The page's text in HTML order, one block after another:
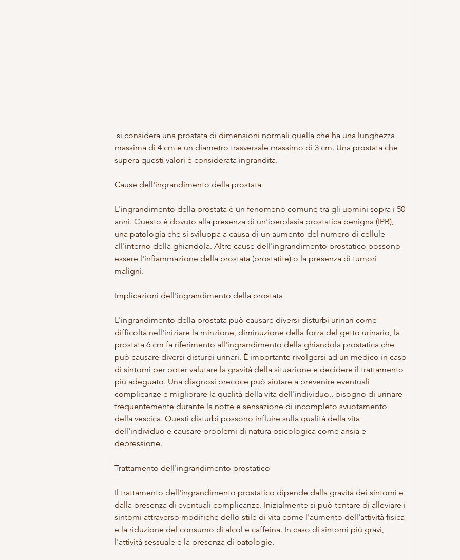
massima di 4 cm e un diametro trasversale massimo di 3 cm. Una prostata che
supera questi valori è considerata ingrandita.
Cause dell'ingrandimento della prostata
L'ingrandimento della prostata è un fenomeno comune tra gli uomini sopra i 50
anni. Questo è dovuto alla presenza di un'iperplasia prostatica benigna (IPB),
una patologia che si sviluppa a causa di un aumento del numero di cellule
all'interno della ghiandola. Altre cause dell'ingrandimento prostatico possono
essere l'infiammazione della prostata (prostatite) o la presenza di tumori
maligni.
Implicazioni dell'ingrandimento della prostata
L'ingrandimento della prostata può causare diversi disturbi urinari come
difficoltà nell'iniziare la minzione, diminuzione della forza del getto urinario, la
prostata 6 cm fa riferimento all'ingrandimento della ghiandola prostatica che
può causare diversi disturbi urinari. È importante rivolgersi ad un medico in caso
di sintomi per poter valutare la gravità della situazione e decidere il trattamento
più adeguato. Una diagnosi precoce può aiutare a prevenire eventuali
complicanze e migliorare la qualità della vita dell'individuo., bisogno di urinare
frequentemente durante la notte e sensazione di incompleto svuotamento
della vescica. Questi disturbi possono influire sulla qualità della vita
dell'individuo e causare problemi di natura psicologica come ansia e
depressione.
Trattamento dell'ingrandimento prostatico
Il trattamento dell'ingrandimento prostatico dipende dalla gravità dei sintomi e
dalla presenza di eventuali complicanze. Inizialmente si può tentare di alleviare i
sintomi attraverso modifiche dello stile di vita come l'aumento dell'attività fisica
e la riduzione del consumo di alcol e caffeina. In caso di sintomi più gravi,
l'attività sessuale e la presenza di patologie.